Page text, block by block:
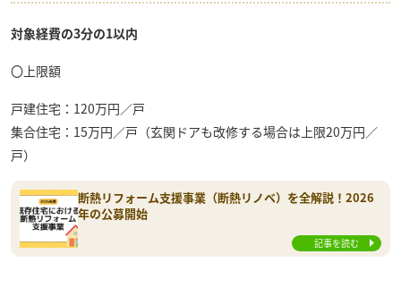
対象経費の3分の1以内
〇上限額
戸建住宅：120万円／戸
集合住宅：15万円／戸（玄関ドアも改修する場合は上限20万円／
戸）
断熱リフォーム支援事業（断熱リノベ）を全解説！2026
年の公募開始
記事を読む